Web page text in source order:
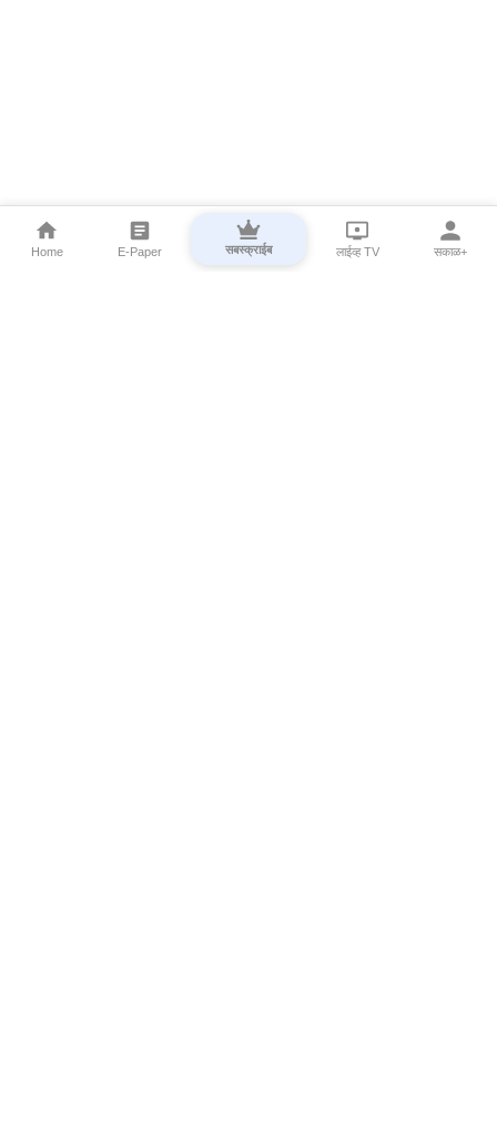
Home E-Paper सबस्क्राईब लाईव्ह TV सकाळ+